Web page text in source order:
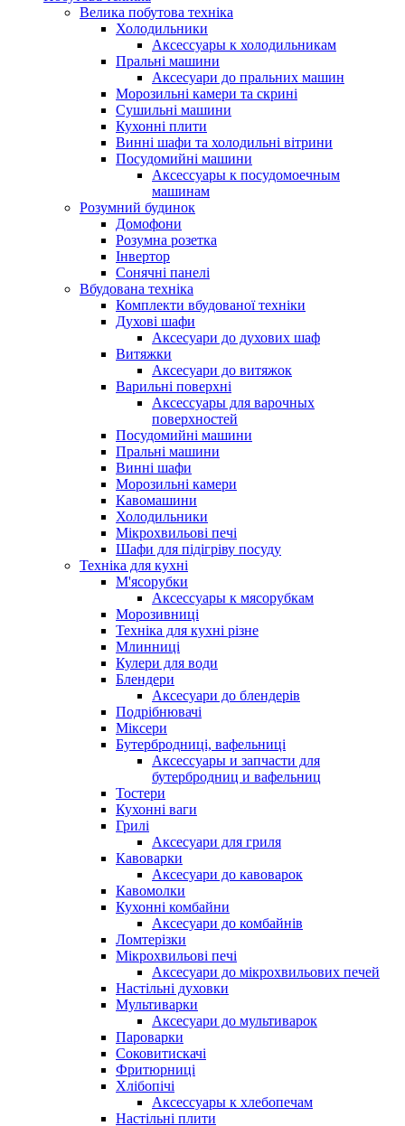
Велика побутова техніка
Холодильники
Аксессуары к холодильникам
Пральні машини
Аксесуари до пральних машин
Морозильні камери та скрині
Сушильні машини
Кухонні плити
Винні шафи та холодильні вітрини
Посудомийні машини
Аксессуары к посудомоечным
машинам
Розумний будинок
Домофони
Розумна розетка
Інвертор
Сонячні панелі
Вбудована техніка
Комплекти вбудованої техніки
Духові шафи
Аксесуари до духових шаф
Витяжки
Аксесуари до витяжок
Варильні поверхні
Аксессуары для варочных
поверхностей
Посудомийні машини
Пральні машини
Винні шафи
Морозильні камери
Кавомашини
Холодильники
Мікрохвильові печі
Шафи для підігріву посуду
Техніка для кухні
М'ясорубки
Аксессуары к мясорубкам
Морозивниці
Техніка для кухні різне
Млинниці
Кулери для води
Блендери
Аксесуари до блендерів
Подрібнювачі
Міксери
Бутербродниці, вафельниці
Аксессуары и запчасти для
бутербродниц и вафельниц
Тостери
Кухонні ваги
Грилі
Аксесуари для гриля
Кавоварки
Аксесуари до кавоварок
Кавомолки
Кухонні комбайни
Аксесуари до комбайнів
Ломтерізки
Мікрохвильові печі
Аксесуари до мікрохвильових печей
Настільні духовки
Мультиварки
Аксесуари до мультиварок
Пароварки
Соковитискачі
Фритюрниці
Хлібопічі
Аксессуары к хлебопечам
Настільні плити